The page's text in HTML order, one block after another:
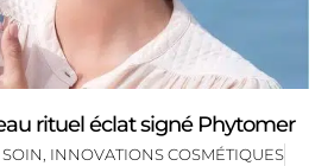
rituel éclat signé Phytomer
, INNOVATIONS COSMÉTIQUES